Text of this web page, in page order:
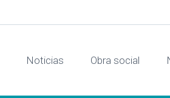
Noticias Obra social